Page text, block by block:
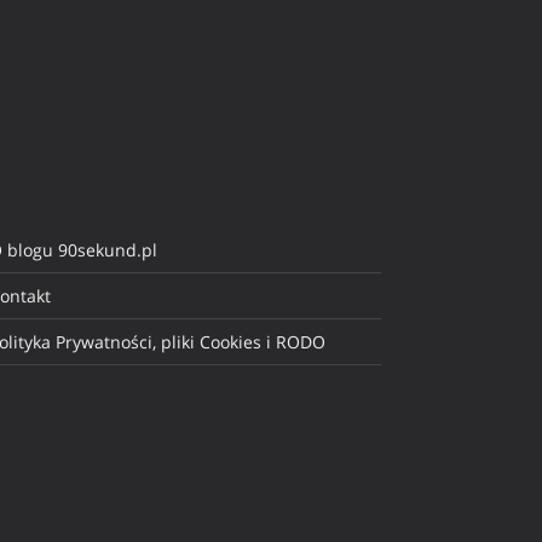
blogu 90sekund.pl
Prywatności, pliki Cookies i RODO